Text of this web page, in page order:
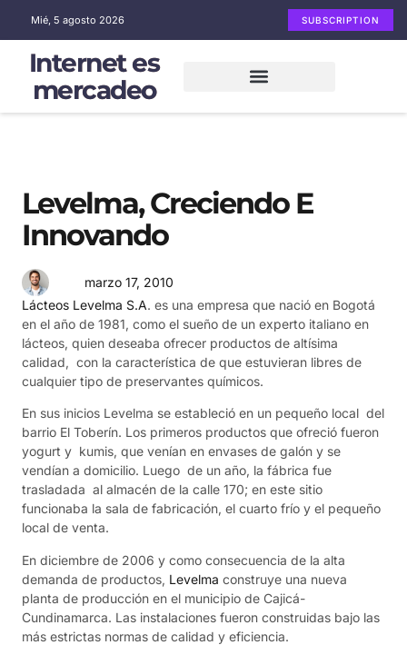
Mié, 5 agosto 2026 SUBSCRIPTION
Internet es
mercadeo
Levelma, Creciendo E
Innovando
marzo 17, 2010
Lácteos Levelma S.A. es una empresa que nació en Bogotá
en el año de 1981, como el sueño de un experto italiano en
lácteos, quien deseaba ofrecer productos de altísima
calidad, con la característica de que estuvieran libres de
cualquier tipo de preservantes químicos.
En sus inicios Levelma se estableció en un pequeño local del
barrio El Toberín. Los primeros productos que ofreció fueron
yogurt y kumis, que venían en envases de galón y se
vendían a domicilio. Luego de un año, la fábrica fue
trasladada al almacén de la calle 170; en este sitio
funcionaba la sala de fabricación, el cuarto frío y el pequeño
local de venta.
En diciembre de 2006 y como consecuencia de la alta
demanda de productos, Levelma construye una nueva
planta de producción en el municipio de Cajicá-
Cundinamarca. Las instalaciones fueron construidas bajo las
más estrictas normas de calidad y eficiencia.